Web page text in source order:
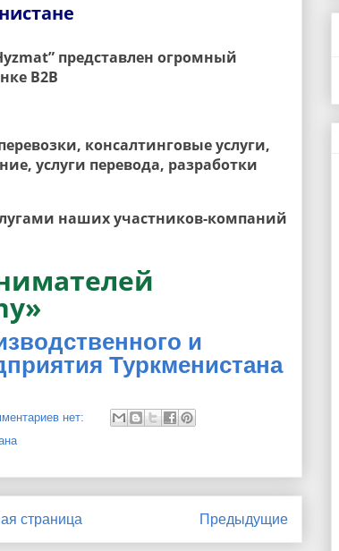
” представлен огромный
B2B
консалтинговые услуги,
услуги перевода, разработки
наших участников-компаний
и
Туркменистана
нет:
Предыдущие
страница